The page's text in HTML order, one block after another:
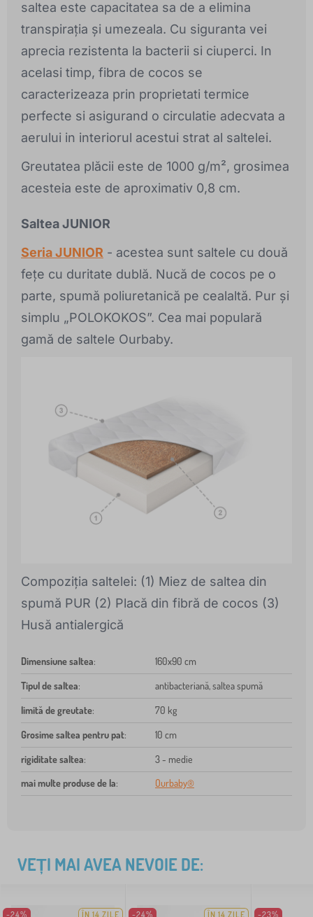
saltea este capacitatea sa de a elimina
transpirația și umezeala. Cu siguranta vei
aprecia rezistenta la bacterii si ciuperci. In
acelasi timp, fibra de cocos se
caracterizeaza prin proprietati termice
perfecte si asigurand o circulatie adecvata a
aerului in interiorul acestui strat al saltelei.
Greutatea plăcii este de 1000 g/m², grosimea
acesteia este de aproximativ 0,8 cm.
Saltea JUNIOR
Seria JUNIOR - acestea sunt saltele cu două
fețe cu duritate dublă. Nucă de cocos pe o
parte, spumă poliuretanică pe cealaltă. Pur și
simplu „POLOKOKOS”. Cea mai populară
gamă de saltele Ourbaby.
Compoziția saltelei: (1) Miez de saltea din
spumă PUR (2) Placă din fibră de cocos (3)
Husă antialergică
Dimensiune saltea: 160x90 cm
Tipul de saltea: antibacteriană, saltea spumă
limită de greutate: 70 kg
Grosime saltea pentru pat: 10 cm
rigiditate saltea:
3 - medie
mai multe produse de la: Ourbaby®
VEȚI MAI AVEA NEVOIE DE:
-24% ÎN 14 ZILE -24% ÎN 14 ZILE -23%